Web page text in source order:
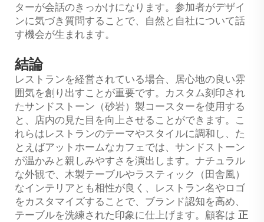
ターが会話のきっかけになります。参加者がデザイ
ンに気づき質問することで、自然と自社について話
す機会が生まれます。
結論
レストランを経営されている場合、居心地の良い雰
囲気を創り出すことが重要です。カスタム刻印され
たサンドストーン（砂岩）製コースターを使用する
と、店内の見た目を向上させることができます。こ
れらはレストランのテーマやスタイルに調和し、た
とえばアットホームなカフェでは、サンドストーン
が温かみと親しみやすさを演出します。ナチュラル
な外観で、木製テーブルやラスティック（田舎風）
なインテリアとも相性が良く、レストラン名やロゴ
をカスタマイズすることで、ブランド認知を高め、
テーブルを洗練された印象に仕上げます。顧客は 正